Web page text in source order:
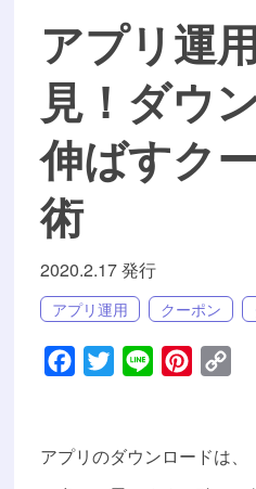
アプリ運
見！ダウ
伸ばすク
術
2020.2.17 発行
アプリ運用 クーポン
Facebook
Twitter Line Pinterest
アプリのダウンロードは